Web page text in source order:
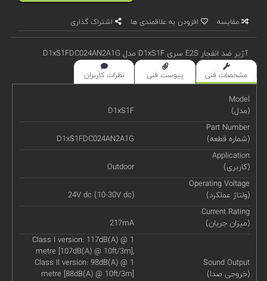
مقایسه افزودن به علاقمندی ها اشتراک گذاری
آژیر ضد انفجار E2S سری D1xS1F مدل D1xS1FDC024AN2A1G
مشخصات فنی پیوست فنی نظرات کاربران
Model
(مدل)
D1xS1F
Part Number
(شماره قطعه)
D1xS1FDC024AN2A1G
Application
(کاربری)
Outdoor
Operating Voltage
(ولتاژ عملکرد)
24V dc (10-30V dc)
Current Rating
(میزان جریان)
217mA
Sound Output
(خروجی صدا)
Class I version: 117dB(A) @ 1
metre [107dB(A) @ 10ft/3m],
Class II version: 98dB(A) @ 1
metre [88dB(A) @ 10ft/3m]